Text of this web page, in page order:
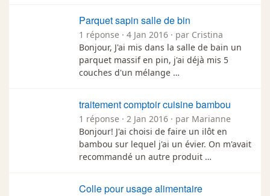
Parquet sapin salle de bin
1 réponse · 4 Jan 2016 · par Cristina
Bonjour, J'ai mis dans la salle de bain un
parquet massif en pin, j'ai déjà mis 5
couches d'un mélange …
traitement comptoir cuisine bambou
1 réponse · 2 Jan 2016 · par Marianne
Bonjour! J'ai choisi de faire un ilôt en
bambou sur lequel j'ai un évier. On m'avait
recommandé un autre produit …
Colle pour usage alimentaire